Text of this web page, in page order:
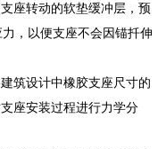
座转动的软垫缓冲层，预
，以便支座不会因锚扦伸
筑设计中橡胶支座尺寸的
座安装过程进行力学分